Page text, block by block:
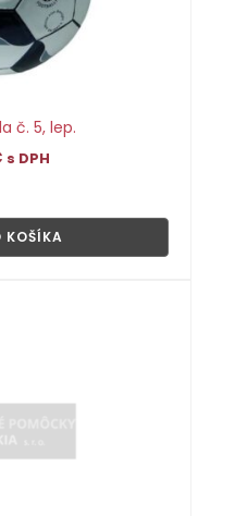
č. 5, lep.
s DPH
KOŠÍKA